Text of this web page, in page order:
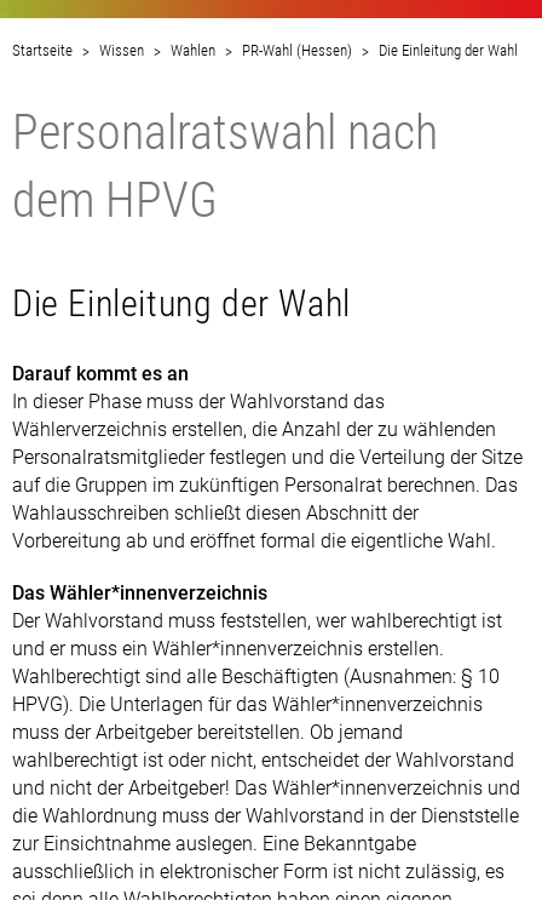
Startseite Wissen Wahlen PR-Wahl (Hessen) Die Einleitung der Wahl
Personalratswahl nach
dem HPVG
Die Einleitung der Wahl
Darauf kommt es an
In dieser Phase muss der Wahlvorstand das
Wählerverzeichnis erstellen, die Anzahl der zu wählenden
Personalratsmitglieder festlegen und die Verteilung der Sitze
auf die Gruppen im zukünftigen Personalrat berechnen. Das
Wahlausschreiben schließt diesen Abschnitt der
Vorbereitung ab und eröffnet formal die eigentliche Wahl.
Das Wähler*innenverzeichnis
Der Wahlvorstand muss feststellen, wer wahlberechtigt ist
und er muss ein Wähler*innenverzeichnis erstellen.
Wahlberechtigt sind alle Beschäftigten (Ausnahmen: § 10
HPVG). Die Unterlagen für das Wähler*innenverzeichnis
muss der Arbeitgeber bereitstellen. Ob jemand
wahlberechtigt ist oder nicht, entscheidet der Wahlvorstand
und nicht der Arbeitgeber! Das Wähler*innenverzeichnis und
die Wahlordnung muss der Wahlvorstand in der Dienststelle
zur Einsichtnahme auslegen. Eine Bekanntgabe
ausschließlich in elektronischer Form ist nicht zulässig, es